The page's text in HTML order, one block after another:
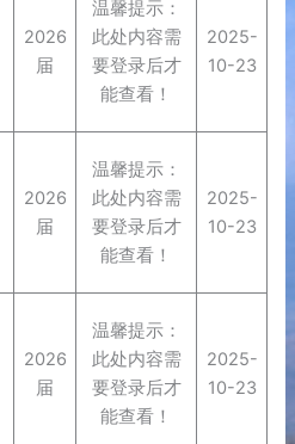
2026
届
温馨提示：
此处内容需
要登录后才
能查看！
2025-
10-23
2026
届
温馨提示：
此处内容需
要登录后才
能查看！
2025-
10-23
2026
届
温馨提示：
此处内容需
要登录后才
能查看！
2025-
10-23